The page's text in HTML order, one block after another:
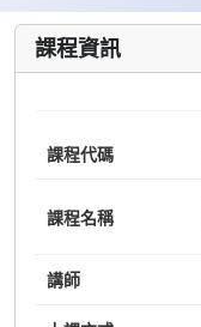
課程資訊
課程代碼
課程名稱
講師